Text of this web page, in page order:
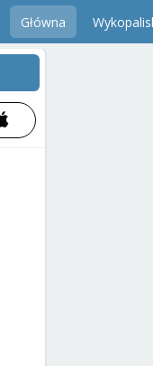
Główna